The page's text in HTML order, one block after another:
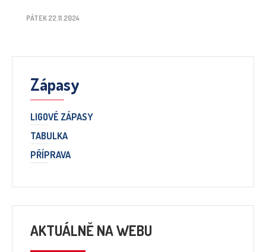
PÁTEK 22.11.2024
Zápasy
LIGOVÉ ZÁPASY
TABULKA
PŘÍPRAVA
AKTUÁLNĚ NA WEBU